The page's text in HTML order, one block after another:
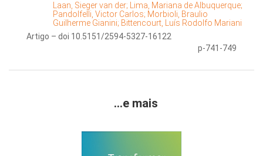
Laan, Sieger van der; Lima, Mariana de Albuquerque;
Pandolfelli, Victor Carlos; Morbioli, Braulio
Guilherme Gianini; Bittencourt, Luís Rodolfo Mariani
Artigo – doi 10.5151/2594-5327-16122
p-741-749
...e mais